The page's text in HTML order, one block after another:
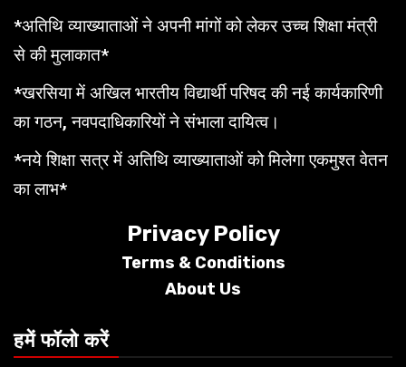
*अतिथि व्याख्याताओं ने अपनी मांगों को लेकर उच्च शिक्षा मंत्री
से की मुलाकात*
*खरसिया में अखिल भारतीय विद्यार्थी परिषद की नई कार्यकारिणी
का गठन, नवपदाधिकारियों ने संभाला दायित्व।
*नये शिक्षा सत्र में अतिथि व्याख्याताओं को मिलेगा एकमुश्त वेतन
का लाभ*
Privacy Policy
Terms & Conditions
About Us
हमें फॉलो करें